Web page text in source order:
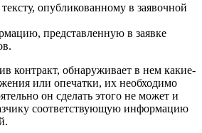
опубликованному в заявочной
представленную в заявке
контракт, обнаруживает в нем какие-
или опечатки, их необходимо
он сделать этого не может и
соответствующую информацию